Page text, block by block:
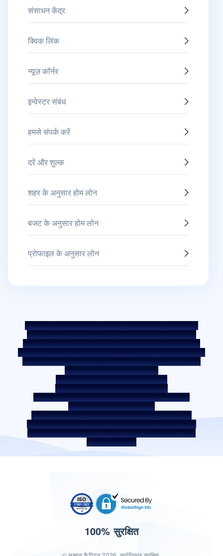
संसाधन केंद्र
क्विक लिंक
न्यूज़ कॉर्नर
इन्वेस्टर संबंध
हमसे संपर्क करें
दरें और शुल्क
शहर के अनुसार होम लोन
बजट के अनुसार होम लोन
प्रोफाइल के अनुसार लोन
साइटमैप फेयर प्रैक्टिस कोड बेंचमार्क दरें KYC दिशानिर्देश
डाउनलोड्स
सेल नोटिस
नीलामी पोर्टल कुकी पॉलिसी गोपनीयता नीति
नियम व शर्तें
व्हिसिलब्लोअर नीति
शिकायत दर्ज करें शिकायत निवारण नीति
पर्यावरण नीति
गुणवत्ता नीति
सोशल मीडिया पॉलिसी अस्वीकरण ब्याज दर
ब्याज़ दर की पॉलिसी
फीस और अन्य शुल्क
आवश्यक डॉक्यूमेंट प्री-पेमेंट शुल्क
ROI स्विच पॉलिसी
को-लेंडिंग पॉलिसी
को-लेंडिंग पार्टनरशिप
उधारकर्ता की शिक्षा - SMA/NPA क्लासिफ़िकेशन
उधारकर्ता की जागरूकता - RBI ओम्बड्समैन स्कीम
उधारकर्ता जागरूकता - प्रॉपर्टी डॉक्यूमेंट को हैंडओवर करने की प्रक्रिया
कॉर्पोरेट गवर्नेंस के आंतरिक दिशानिर्देश
सरफेसी अधिनियम 2002 के तहत प्राप्त सिक्योर्ड एसेट
बंद सेवा प्रदाता
डिजिटल सोर्सिंग पार्टनर
लिक्विडिटी जोखिम पर डिस्‍क्‍लोज़र
डिजिटल सेवाएं
सीकेवाईसी संबंधी जागरूकता वीडियो
सीकेवाईसी जागरूकता फोटो
CSR
भारत में होम लोकेशन
100% सुरक्षित